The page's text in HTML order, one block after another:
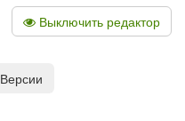
Выключить редактор
Версии